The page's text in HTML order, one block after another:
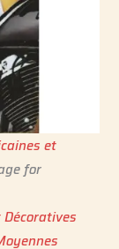
et
for